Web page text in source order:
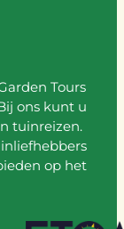
Tours
ons kunt u
tuinreizen.
op het